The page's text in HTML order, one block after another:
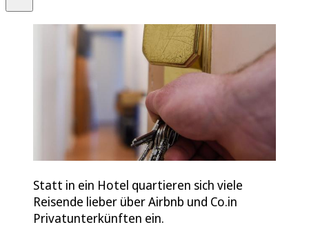
Statt in ein Hotel quartieren sich viele
Reisende lieber über Airbnb und Co.in
Privatunterkünften ein.